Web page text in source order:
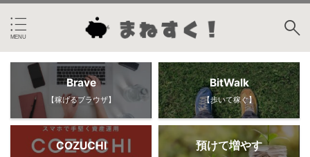
Brave
【稼げるブラウザ】
BitWalk
【歩いて稼ぐ】
COZUCHI 預けて増やす